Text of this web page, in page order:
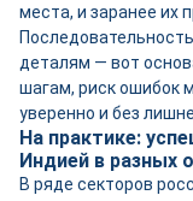
места, и заранее их
деталям — вот
шагам, риск ошибок
уверенно и без
На практике:
Индией в разных
В ряде секторов